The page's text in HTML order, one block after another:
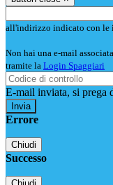
all'indirizzo indicato con le
Non hai una e-mail
tramite la Login Spaggiari
E-mail inviata, si prega
Errore
Chiudi
Successo